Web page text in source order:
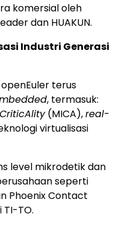
komersial oleh
dan HUAKUN.
Industri Generasi
terus
, termasuk:
(MICA),real-
virtualisasi
level mikrodetik dan
seperti
Phoenix Contact
TO.